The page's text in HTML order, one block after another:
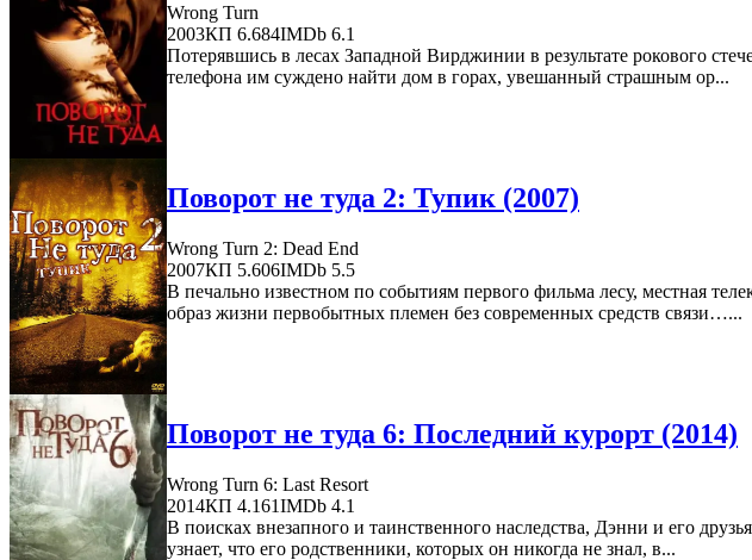
Wrong Turn
2003КП 6.684IMDb 6.1
Потерявшись в лесах Западной Вирджинии в результате рокового
телефона им суждено найти дом в горах, увешанный страшным ор...
Поворот не туда 2: Тупик (2007)
Wrong Turn 2: Dead End
2007КП 5.606IMDb 5.5
В печально известном по событиям первого фильма лесу, местная
образ жизни первобытных племен без современных средств связи…...
Поворот не туда 6: Последний курорт (2014)
Wrong Turn 6: Last Resort
2014КП 4.161IMDb 4.1
В поисках внезапного и таинственного наследства, Дэнни и его
узнает, что его родственники, которых он никогда не знал, в...